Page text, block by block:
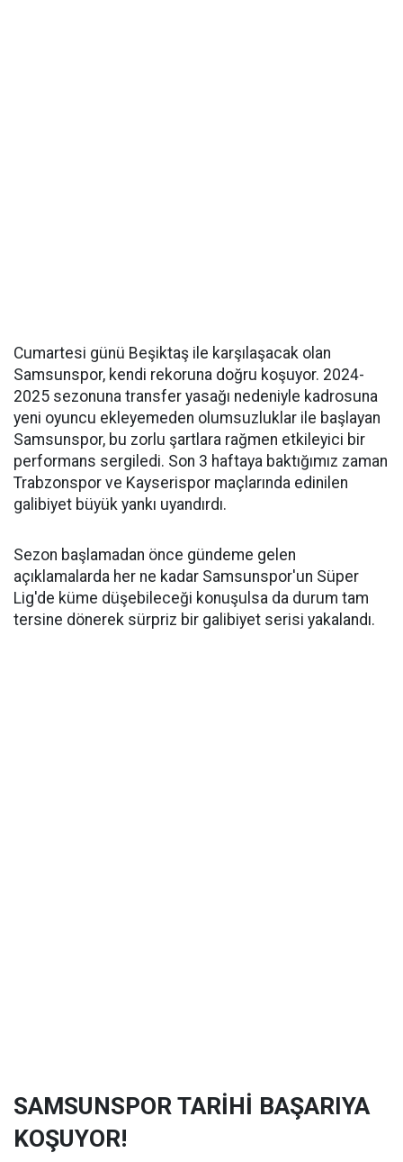
Cumartesi günü Beşiktaş ile karşılaşacak olan
Samsunspor, kendi rekoruna doğru koşuyor. 2024-
2025 sezonuna transfer yasağı nedeniyle kadrosuna
yeni oyuncu ekleyemeden olumsuzluklar ile başlayan
Samsunspor, bu zorlu şartlara rağmen etkileyici bir
performans sergiledi. Son 3 haftaya baktığımız zaman
Trabzonspor ve Kayserispor maçlarında edinilen
galibiyet büyük yankı uyandırdı.
Sezon başlamadan önce gündeme gelen
açıklamalarda her ne kadar Samsunspor'un Süper
Lig'de küme düşebileceği konuşulsa da durum tam
tersine dönerek sürpriz bir galibiyet serisi yakalandı.
SAMSUNSPOR TARİHİ BAŞARIYA
KOŞUYOR!